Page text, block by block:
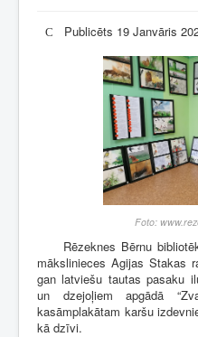
Publicēts 19 Janvāris
Foto:
Rēzeknes Bērnu
mākslinieces Agijas Stakas
gan latviešu tautas pasaku
un dzejoļiem apgādā
kasāmplakātam karšu
kā dzīvi.